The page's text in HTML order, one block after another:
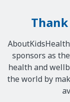
sponsors as
health and
the world by